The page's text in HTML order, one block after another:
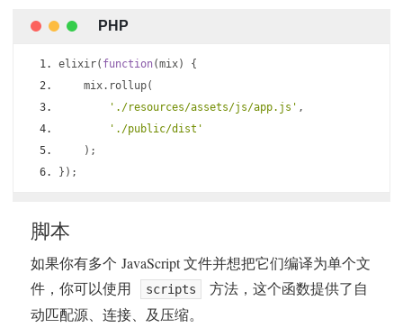
elixir( function(mix)
{
    mix
. rollup(
'./resources/assets/js/app.js' ,
'./public/dist'
);
});
脚本
如果你有多个 JavaScript 文件并想把它们编译为单个文
件，你可以使用
scripts
方法，这个函数提供了自
动匹配源、连接、及压缩。